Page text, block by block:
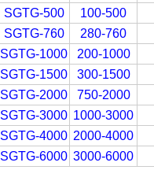
SGTG-500
100-500
SGTG-760
280-760
SGTG-1000
200-1000
SGTG-1500
300-1500
SGTG-2000
750-2000
SGTG-3000 1000-3000
SGTG-4000 2000-4000
SGTG-6000 3000-6000